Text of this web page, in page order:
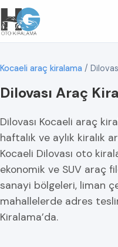
Kocaeli araç kiralama /
Dilovası Araç
Dilovası Kocaeli araç
haftalık ve aylık kiralık
Kocaeli Dilovası oto
ekonomik ve SUV araç
sanayi bölgeleri, liman
mahallelerde adres
Kiralama’da.